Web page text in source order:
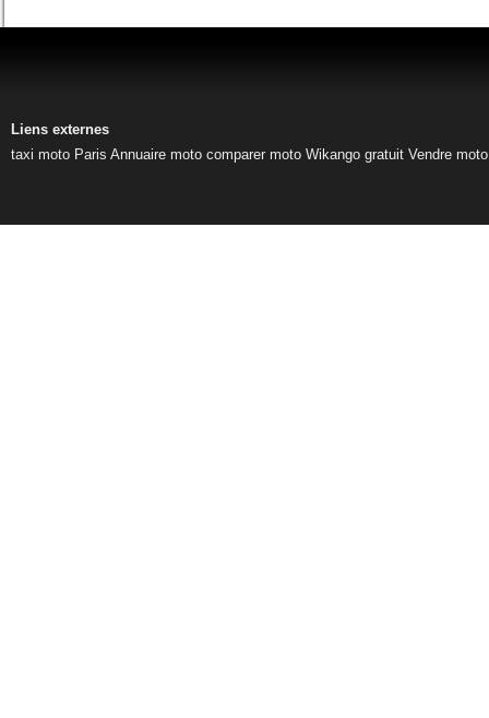
Liens externes
taxi moto Paris Annuaire moto comparer moto Wikango gratuit Vendre moto